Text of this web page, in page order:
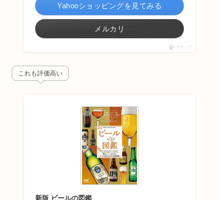
Yahooショッピングを見てみる
メルカリ
ポチップ
これも評価高い
新版 ビールの図鑑